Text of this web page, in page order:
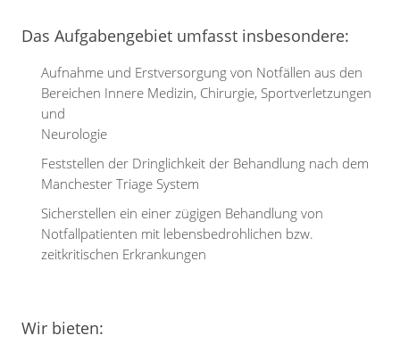
Das Aufgabengebiet umfasst insbesondere:
Aufnahme und Erstversorgung von Notfällen aus den
Bereichen Innere Medizin, Chirurgie, Sportverletzungen
und
Neurologie
Feststellen der Dringlichkeit der Behandlung nach dem
Manchester Triage System
Sicherstellen ein einer zügigen Behandlung von
Notfallpatienten mit lebensbedrohlichen bzw.
zeitkritischen Erkrankungen
Wir bieten: